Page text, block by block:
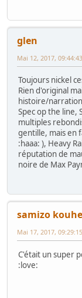
glen
Mai 12, 2017,
Toujours nickel
Rien d'original
histoire/
Spec op the line,
multiples
gentille, mais en
:haaa: ), Heavy
réputation de
noire de Max
samizo
Mai 17, 2017,
C'était un super
:love: